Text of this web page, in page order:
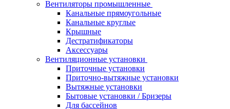
Вентиляторы промышленные
Канальные прямоугольные
Канальные круглые
Крышные
Дестратификаторы
Аксессуары
Вентиляционные установки
Приточные установки
Приточно-вытяжные установки
Вытяжные установки
Бытовые установки / Бризеры
Для бассейнов